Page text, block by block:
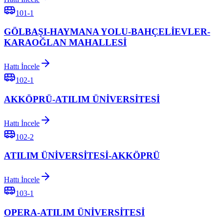
101-1
GÖLBAŞI-HAYMANA YOLU-BAHÇELİEVLER-
KARAOĞLAN MAHALLESİ
Hattı İncele
102-1
AKKÖPRÜ-ATILIM ÜNİVERSİTESİ
Hattı İncele
102-2
ATILIM ÜNİVERSİTESİ-AKKÖPRÜ
Hattı İncele
103-1
OPERA-ATILIM ÜNİVERSİTESİ